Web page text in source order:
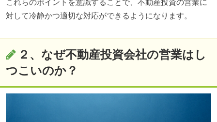
これらのポイントを意識することで、不動産投資の営業に
対して冷静かつ適切な対応ができるようになります。
２、なぜ不動産投資会社の営業はし
つこいのか？